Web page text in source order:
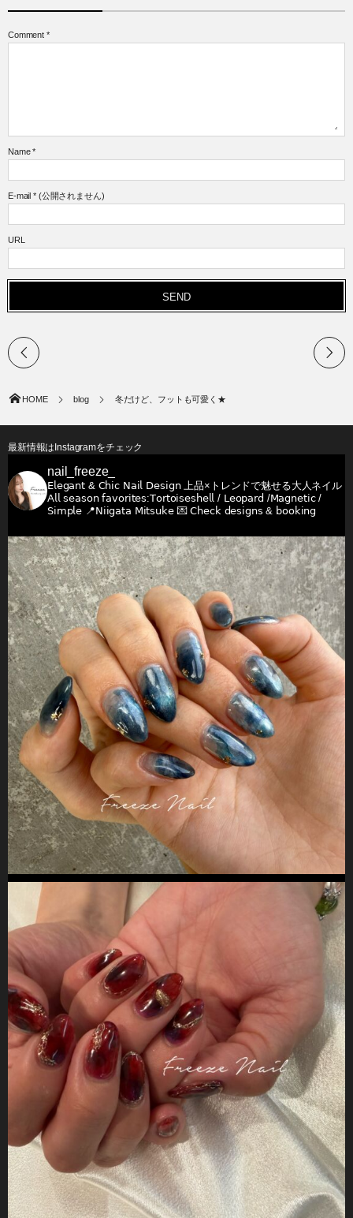
Comment *
Name *
E-mail *(公開されません)
URL
HOME blog 冬だけど、フットも可愛く★
最新情報はInstagramをチェック
nail_freeze_
𝖤𝗅𝖾𝗀𝖺𝗇𝗍 & 𝖢𝗁𝗂𝖼 𝖭𝖺𝗂𝗅 𝖣𝖾𝗌𝗂𝗀𝗇上品×トレンドで魅せる大人ネイル
𝖠𝗅𝗅 𝗌𝖾𝖺𝗌𝗈𝗇 𝖿𝖺𝗏𝗈𝗋𝗂𝗍𝖾𝗌:𝖳𝗈𝗋𝗍𝗈𝗂𝗌𝖾𝗌𝗁𝖾𝗅𝗅 / 𝖫𝖾𝗈𝗉𝖺𝗋𝖽 /𝖬𝖺𝗀𝗇𝖾𝗍𝗂𝖼 /
𝖲𝗂𝗆𝗉𝗅𝖾 📍𝖭𝗂𝗂𝗀𝖺𝗍𝖺 𝖬𝗂𝗍𝗌𝗎𝗄𝖾💌 𝖢𝗁𝖾𝖼𝗄 𝖽𝖾𝗌𝗂𝗀𝗇𝗌 & 𝖻𝗈𝗈𝗄𝗂𝗇𝗀